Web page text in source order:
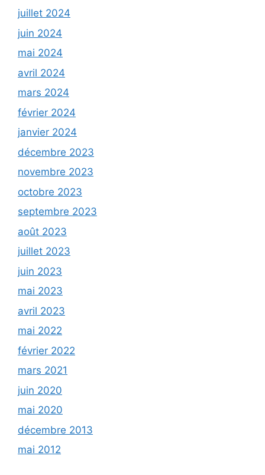
juillet 2024
juin 2024
mai 2024
avril 2024
mars 2024
février 2024
janvier 2024
décembre 2023
novembre 2023
octobre 2023
septembre 2023
août 2023
juillet 2023
juin 2023
mai 2023
avril 2023
mai 2022
février 2022
mars 2021
juin 2020
mai 2020
décembre 2013
mai 2012